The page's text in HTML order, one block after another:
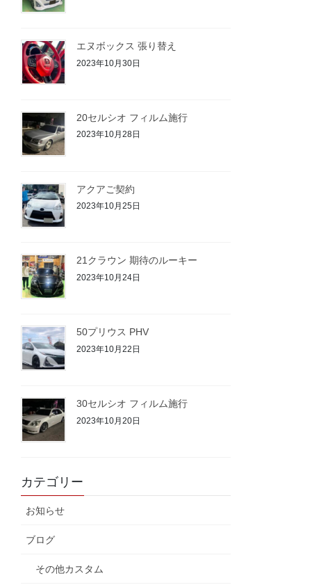
エヌボックス 張り替え
2023年10月30日
20セルシオ フィルム施行
2023年10月28日
アクアご契約
2023年10月25日
21クラウン 期待のルーキー
2023年10月24日
50プリウス PHV
2023年10月22日
30セルシオ フィルム施行
2023年10月20日
カテゴリー
お知らせ
ブログ
その他カスタム